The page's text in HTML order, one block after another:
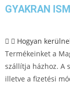
GYAKRAN
Hogyan
Termékeinket a
szállítja házhoz. A
illetve a fizetési